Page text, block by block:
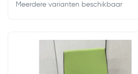
Meerdere varianten beschikbaar